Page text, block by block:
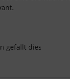
gefällt dies